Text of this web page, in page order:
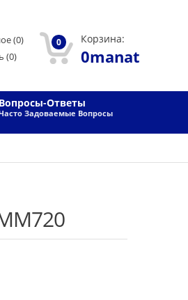
(0)
(0)
0 Корзина:
0manat
Вопросы-Ответы
Задоваемые Вопросы